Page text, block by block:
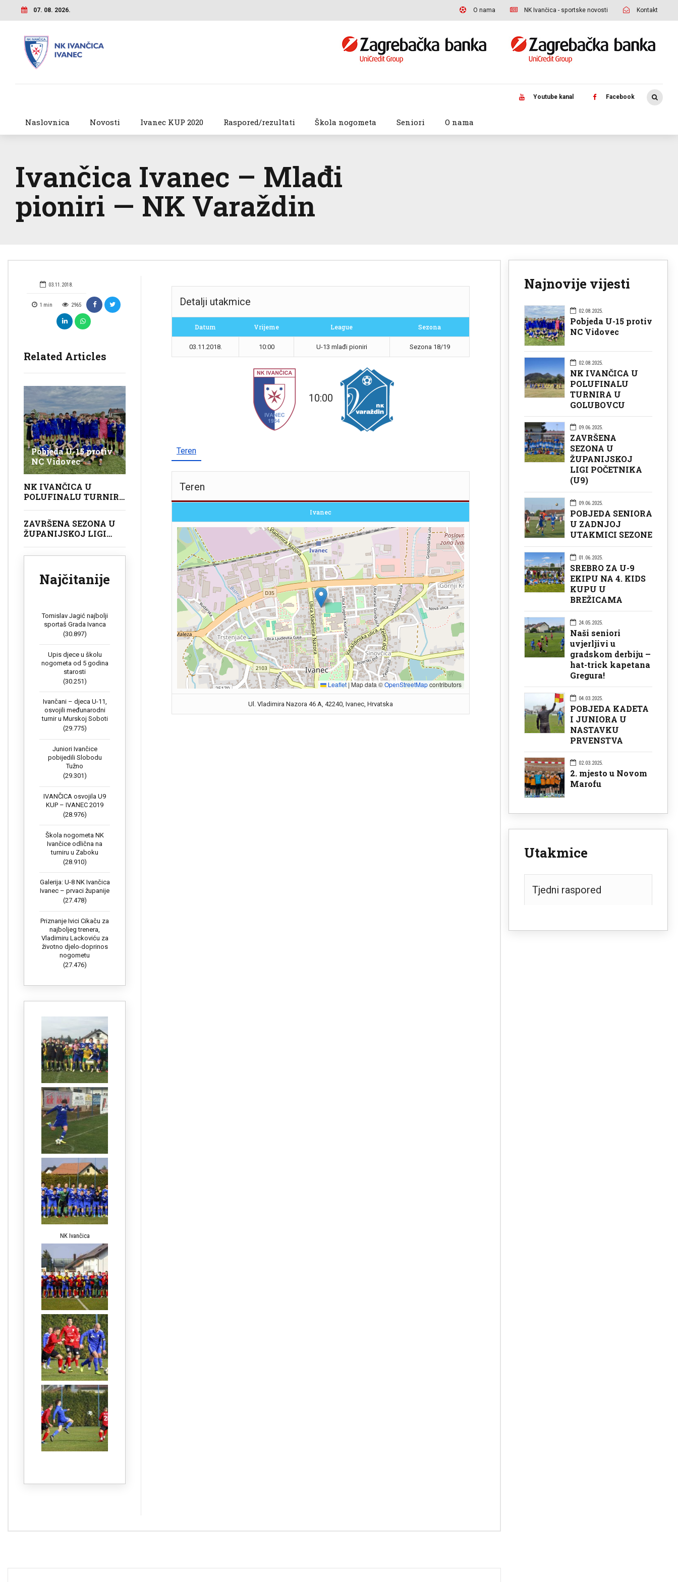
07. 08. 2026. O nama NK Ivančica - sportske novosti Kontakt
Youtube kanal Facebook
Naslovnica Novosti Ivanec KUP 2020 Raspored/rezultati Škola nogometa Seniori O nama
Ivančica Ivanec – Mlađi
pioniri — NK Varaždin
03.11.2018.
1 min 2965
Related Articles
Pobjeda U-15 protiv
NC Vidovec
NK IVANČICA U
POLUFINALU TURNIRA
ZAVRŠENA SEZONA U
ŽUPANIJSKOJ LIGI
Najčitanije
Tomislav Jagić najbolji
sportaš Grada Ivanca
(30.897)
Upis djece u školu
nogometa od 5 godina
starosti
(30.251)
Ivančani – djeca U-11,
osvojili međunarodni
turnir u Murskoj Soboti
(29.775)
Juniori Ivančice
pobijedili Slobodu
Tužno
(29.301)
IVANČICA osvojila U9
KUP – IVANEC 2019
(28.976)
Škola nogometa NK
Ivančice odlična na
turniru u Zaboku
(28.910)
Galerija: U-8 NK Ivančica
Ivanec – prvaci županije
(27.478)
Priznanje Ivici Cikaču za
najboljeg trenera,
Vladimiru Lackoviću za
životno djelo-doprinos
nogometu
(27.476)
NK Ivančica
Detalji utakmice
Datum Vrijeme League Sezona
03.11.2018. 10:00 U-13 mlađi pioniri Sezona 18/19
10:00
Teren
Teren
Ivanec
Leaflet |Map data ©OpenStreetMapcontributors
Ul. Vladimira Nazora 46 A, 42240, Ivanec, Hrvatska
Najnovije vijesti
02.08.2025.
Pobjeda U-15 protiv
NC Vidovec
02.08.2025.
NK IVANČICA U
POLUFINALU
TURNIRA U
GOLUBOVCU
09.06.2025.
ZAVRŠENA
SEZONA U
ŽUPANIJSKOJ
LIGI POČETNIKA
(U9)
09.06.2025.
POBJEDA SENIORA
U ZADNJOJ
UTAKMICI SEZONE
01.06.2025.
SREBRO ZA U-9
EKIPU NA 4. KIDS
KUPU U
BREŽICAMA
24.05.2025.
Naši seniori
uvjerljivi u
gradskom derbiju –
hat-trick kapetana
Gregura!
04.03.2025.
POBJEDA KADETA
I JUNIORA U
NASTAVKU
PRVENSTVA
02.03.2025.
2. mjesto u Novom
Marofu
Utakmice
Tjedni raspored